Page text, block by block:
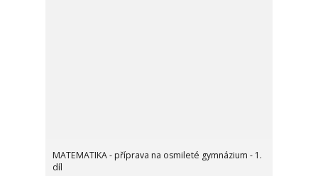
MATEMATIKA - příprava na osmileté gymnázium - 1.
díl